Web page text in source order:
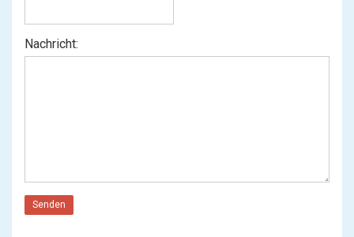
Nachricht:
Senden